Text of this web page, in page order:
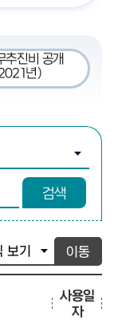
추진비 공개
년)
검색
이동
사용일
자